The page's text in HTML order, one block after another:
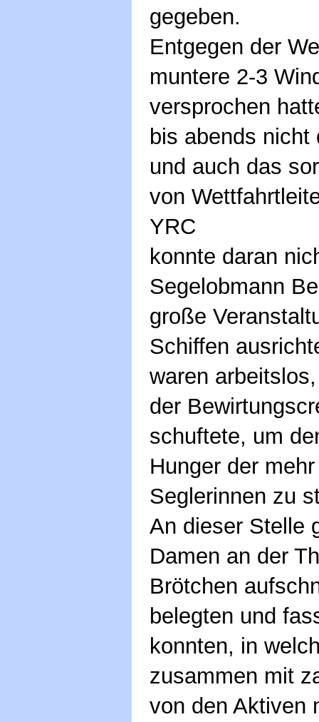
gegeben.
Entgegen der
muntere 2-3
versprochen
bis abends nicht
und auch das
von
YRC
konnte daran
Segelobmann
große
Schiffen
waren
der
schuftete, um
Hunger der
Seglerinnen zu
An dieser Stelle
Damen an der
Brötchen
belegten und
konnten, in
zusammen mit
von den Aktiven